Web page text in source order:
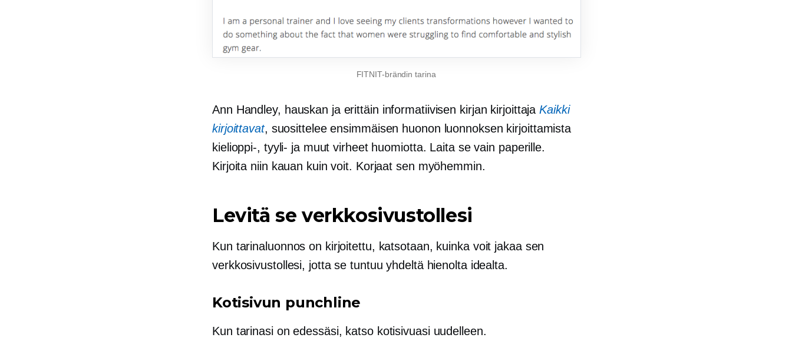
FITNIT-brändin tarina
Ann Handley, hauskan ja erittäin informatiivisen kirjan kirjoittajaKaikki
kirjoittavat, suosittelee ensimmäisen huonon luonnoksen kirjoittamista
kielioppi-, tyyli- ja muut virheet huomiotta. Laita se vain paperille.
Kirjoita niin kauan kuin voit. Korjaat sen myöhemmin.
Levitä se verkkosivustollesi
Kun tarinaluonnos on kirjoitettu, katsotaan, kuinka voit jakaa sen
verkkosivustollesi, jotta se tuntuu yhdeltä hienolta idealta.
Kotisivun punchline
Kun tarinasi on edessäsi, katso kotisivuasi uudelleen.